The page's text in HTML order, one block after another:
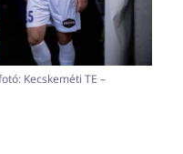
Kecskeméti TE –